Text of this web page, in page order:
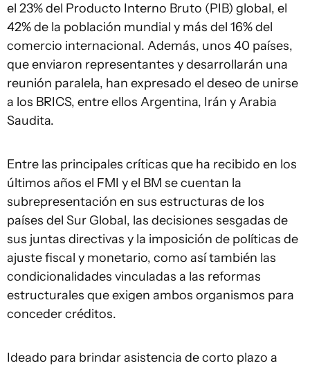
el 23% del Producto Interno Bruto (PIB) global, el
42% de la población mundial y más del 16% del
comercio internacional. Además, unos 40 países,
que enviaron representantes y desarrollarán una
reunión paralela, han expresado el deseo de unirse
a los BRICS, entre ellos Argentina, Irán y Arabia
Saudita.
Entre las principales críticas que ha recibido en los
últimos años el FMI y el BM se cuentan la
subrepresentación en sus estructuras de los
países del Sur Global, las decisiones sesgadas de
sus juntas directivas y la imposición de políticas de
ajuste fiscal y monetario, como así también las
condicionalidades vinculadas a las reformas
estructurales que exigen ambos organismos para
conceder créditos.
Ideado para brindar asistencia de corto plazo a